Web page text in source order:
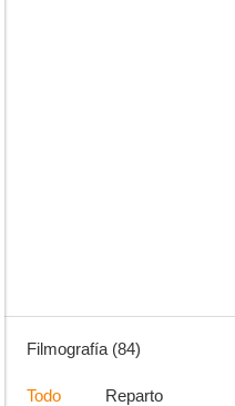
Filmografía (84)
Todo Reparto